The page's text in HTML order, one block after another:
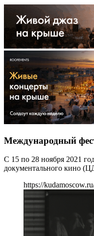
Международный
С 15 по 28 ноября 2021
документального кино
https://